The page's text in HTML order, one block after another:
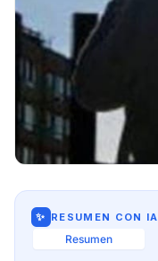
✨ RESUMEN CON IA
Resumen